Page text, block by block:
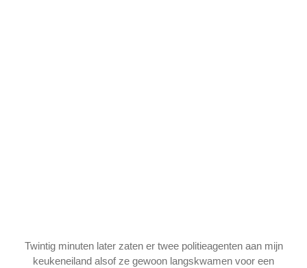
Twintig minuten later zaten er twee politieagenten aan mijn
keukeneiland alsof ze gewoon langskwamen voor een